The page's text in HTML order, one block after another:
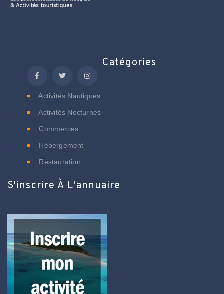
Catégories
Activités Nautiques
Activités Nocturnes
Commerces
Hébergement
Restauration
S'inscrire À L'annuaire